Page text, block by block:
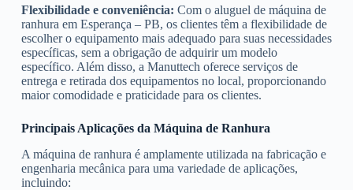
Flexibilidade e conveniência: Com o aluguel de máquina de
ranhura em Esperança – PB, os clientes têm a flexibilidade de
escolher o equipamento mais adequado para suas necessidades
específicas, sem a obrigação de adquirir um modelo
específico. Além disso, a Manuttech oferece serviços de
entrega e retirada dos equipamentos no local, proporcionando
maior comodidade e praticidade para os clientes.
Principais Aplicações da Máquina de Ranhura
A máquina de ranhura é amplamente utilizada na fabricação e
engenharia mecânica para uma variedade de aplicações,
incluindo: